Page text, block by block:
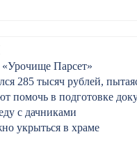
«Урочище Парсет»
285 тысяч рублей,
помочь в подготовке
с дачниками
укрыться в храме